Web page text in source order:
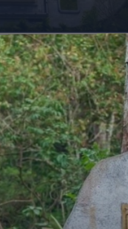
https://giaydabonghana.com/nhung-di-tich-lich-su-noi-tieng-o-viet-nam